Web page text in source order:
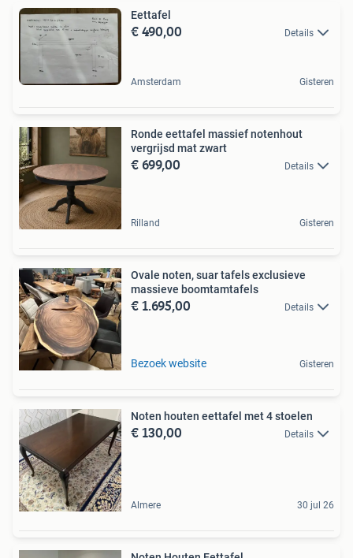
Eettafel
€ 490,00 Details
Amsterdam Gisteren
Ronde eettafel massief notenhout
vergrijsd mat zwart
€ 699,00 Details
Rilland Gisteren
Ovale noten, suar tafels exclusieve
massieve boomtamtafels
€ 1.695,00 Details
Bezoek website Gisteren
Noten houten eettafel met 4 stoelen
€ 130,00 Details
Almere 30 jul 26